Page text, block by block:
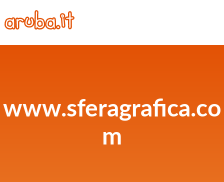
www.sferagrafica.co
m